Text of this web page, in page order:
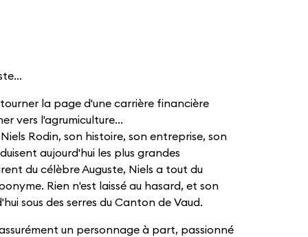
la page d'une carrière financière
vers l'agrumiculture...
Rodin, son histoire, son entreprise, son
aujourd'hui les plus grandes
du célèbre Auguste, Niels a tout du
Rien n'est laissé au hasard, et son
sous des serres du Canton de Vaud.
un personnage à part, passionné